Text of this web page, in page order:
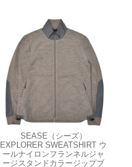
SEASE（シーズ）
EXPLORER SWEATSHIRT ウ
ールナイロンフランネルジャ
ージスタンドカラージップブ